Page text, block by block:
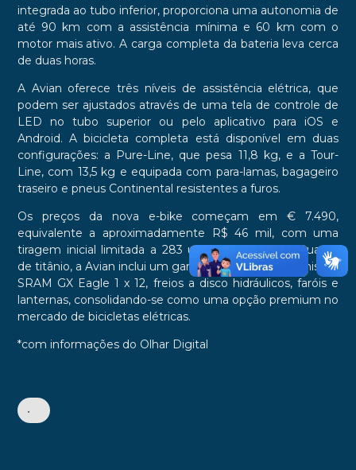
integrada ao tubo inferior, proporciona uma autonomia de
até 90 km com a assistência mínima e 60 km com o
motor mais ativo. A carga completa da bateria leva cerca
de duas horas.
A Avian oferece três níveis de assistência elétrica, que
podem ser ajustados através de uma tela de controle de
LED no tubo superior ou pelo aplicativo para iOS e
Android. A bicicleta completa está disponível em duas
configurações: a Pure-Line, que pesa 11,8 kg, e a Tour-
Line, com 13,5 kg e equipada com para-lamas, bagageiro
traseiro e pneus Continental resistentes a furos.
Os preços da nova e-bike começam em € 7.490,
equivalente a aproximadamente R$ 46 mil, com uma
tiragem inicial limitada a 283 unidades. Além do quadro
de titânio, a Avian inclui um garfo de carbono, transmissão
SRAM GX Eagle 1 x 12, freios a disco hidráulicos, faróis e
lanternas, consolidando-se como uma opção premium no
mercado de bicicletas elétricas.
*com informações do Olhar Digital
•